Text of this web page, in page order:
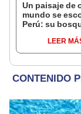
Un paisaje de
mundo se
Perú: su
primeros
andinos hace
LEER